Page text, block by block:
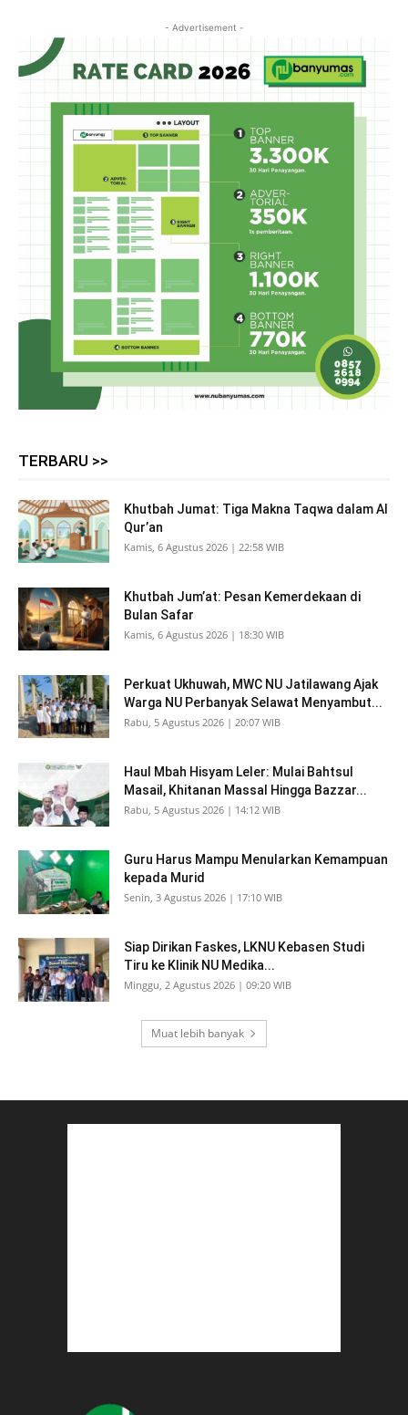
- Advertisement -
TERBARU >>
Khutbah Jumat: Tiga Makna Taqwa dalam Al
Qur’an
Kamis, 6 Agustus 2026 | 22:58 WIB
Khutbah Jum’at: Pesan Kemerdekaan di
Bulan Safar
Kamis, 6 Agustus 2026 | 18:30 WIB
Perkuat Ukhuwah, MWC NU Jatilawang Ajak
Warga NU Perbanyak Selawat Menyambut...
Rabu, 5 Agustus 2026 | 20:07 WIB
Haul Mbah Hisyam Leler: Mulai Bahtsul
Masail, Khitanan Massal Hingga Bazzar...
Rabu, 5 Agustus 2026 | 14:12 WIB
Guru Harus Mampu Menularkan Kemampuan
kepada Murid
Senin, 3 Agustus 2026 | 17:10 WIB
Siap Dirikan Faskes, LKNU Kebasen Studi
Tiru ke Klinik NU Medika...
Minggu, 2 Agustus 2026 | 09:20 WIB
Muat lebih banyak